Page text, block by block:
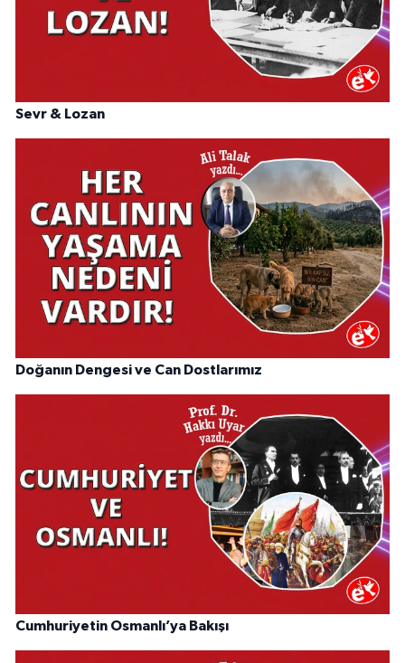
Sevr & Lozan
Doğanın Dengesi ve Can Dostlarımız
Cumhuriyetin Osmanlı’ya Bakışı